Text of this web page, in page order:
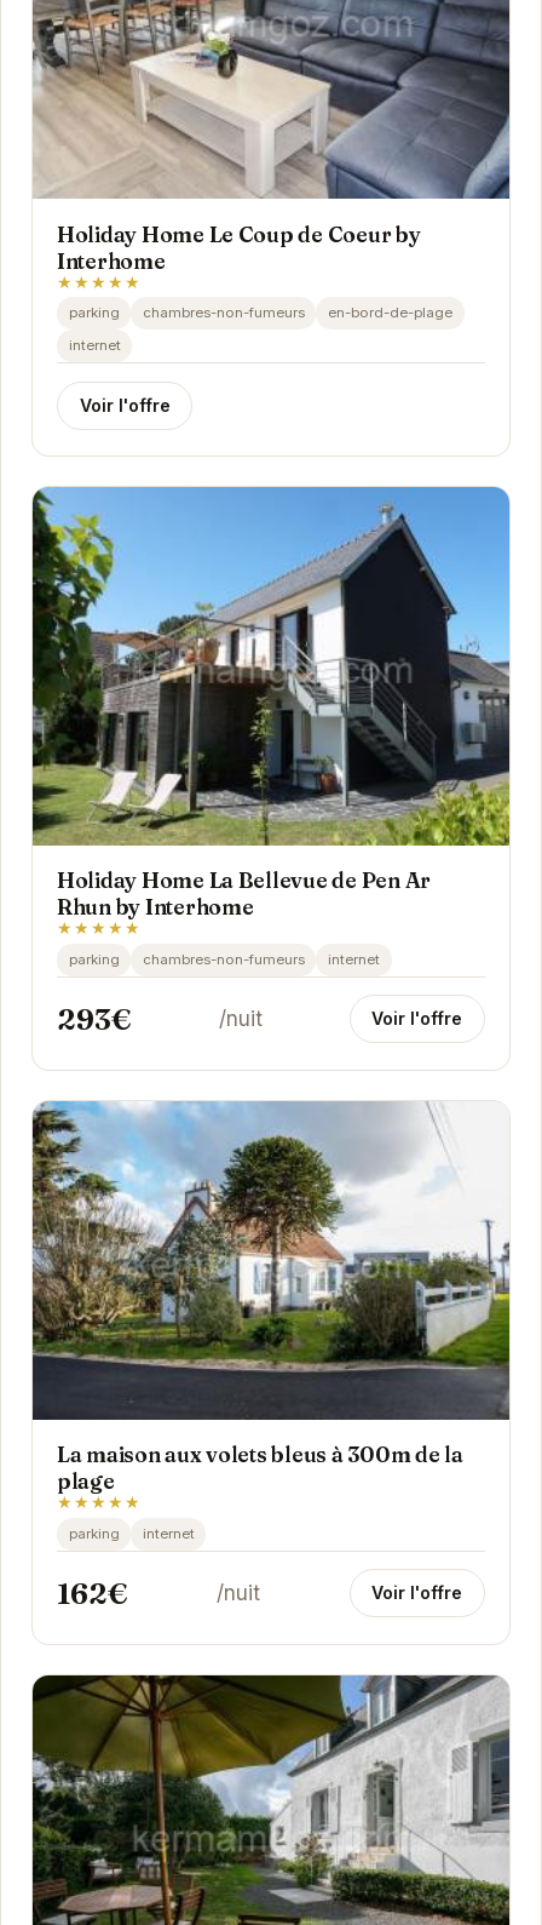
Holiday Home Le Coup de Coeur by
Interhome
★★★★★
parking chambres-non-fumeurs
en-bord-de-plage
internet
Voir l'offre
Holiday Home La Bellevue de Pen Ar
Rhun by Interhome
★★★★★
parking chambres-non-fumeurs internet
293€ /nuit Voir l'offre
La maison aux volets bleus à 300m de la
plage
★★★★★
parking internet
162€ /nuit Voir l'offre